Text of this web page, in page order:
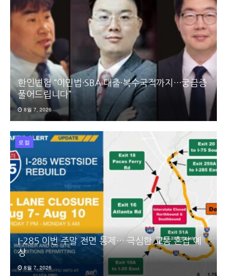
한인변협 “이민법·SBA 대출·복수국적까지…궁금증
풀어드립니다”
8월 7, 2026
로컬
I-285 이번 주말 전면 통제… 극심한 교통 혼잡 예
상
8월 7, 2026